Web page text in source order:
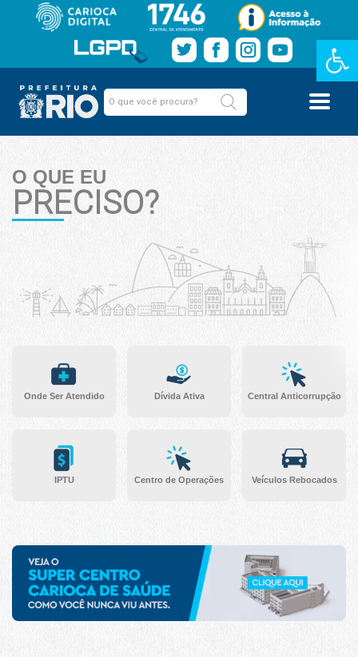
Barra de
O QUE EU
PRECISO?
Onde Ser Atendido
IPTU
Dívida Ativa
Centro de Operações
Central Anticorrupção
Veículos Rebocados